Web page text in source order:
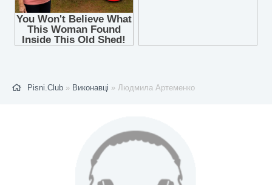
Pisni.Club » Виконавці » Людмила Артеменко